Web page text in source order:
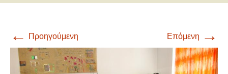
← Προηγούμενη Επόμενη →